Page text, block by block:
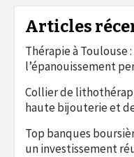
Articles
Thérapie à Toulouse
l’épanouissement
Collier de
haute bijouterie et
Top banques
un investissement